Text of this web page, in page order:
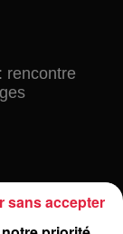
rencontre
la venue du
sans accepter